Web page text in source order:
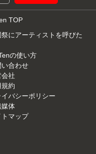
TOP
にアーティストを呼びた
の使い方
い合わせ
社
約
イバシーポリシー
媒体
トマップ